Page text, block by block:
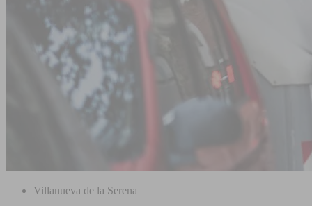
Villanueva de la Serena